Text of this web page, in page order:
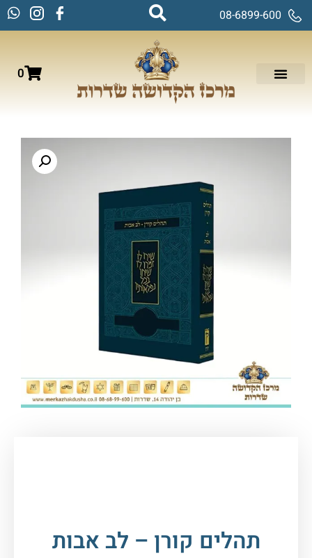
08-6899-600
0
תהלים קורן – לב אבות